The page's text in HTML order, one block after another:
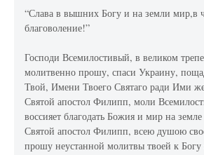
“Слава в вышних Богу и на земли мир,в
благоволение!”
Господи Всемилостивый, в великом
молитвенно прошу, спаси Украину,
Твой, Имени Твоего Святаго ради Ими
Святой апостол Филипп, моли
воссияет благодать Божия и мир на
Святой апостол Филипп, всею душою
прошу неустанной молитвы твоей к